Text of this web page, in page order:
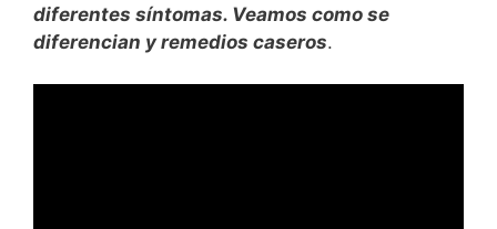
diferentes síntomas. Veamos como se
diferencian y remedios caseros.